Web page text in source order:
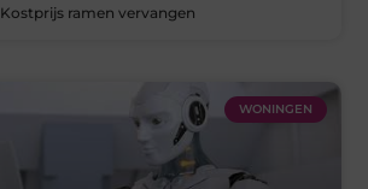
Kostprijs ramen vervangen
WONINGEN